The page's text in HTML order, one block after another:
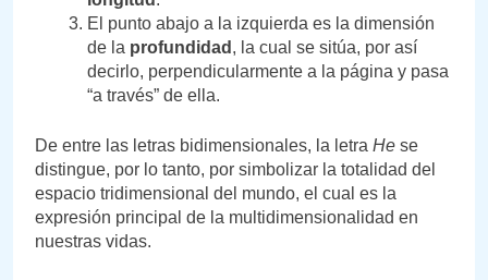
El punto abajo a la izquierda es la dimensión
de la profundidad , la cual se sitúa, por así
decirlo, perpendicularmente a la página y pasa
“a través” de ella.
De entre las letras bidimensionales, la letra He se
distingue, por lo tanto, por simbolizar la totalidad del
espacio tridimensional del mundo, el cual es la
expresión principal de la multidimensionalidad en
nuestras vidas.